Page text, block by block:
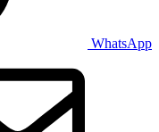
WhatsApp